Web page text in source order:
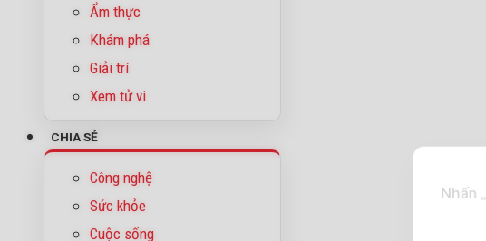
Ẩm thực
Khám phá
Giải trí
Xem tử vi
CHIA SẺ
Công nghệ
Sức khỏe
Cuộc sống
Nhấn „